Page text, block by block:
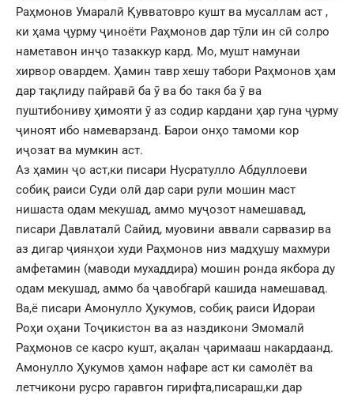
Раҳмонов Умаралӣ Қувватовро кушт ва мусаллам аст ,
ки ҳама ҷурму ҷиноёти Раҳмонов дар тӯли ин сӣ солро
наметавон инҷо тазаккур кард. Мо, мушт намунаи
хирвор овардем. Ҳамин тавр хешу табори Раҳмонов ҳам
дар тақлиду пайравӣ ба ӯ ва бо такя ба ӯ ва
пуштибониву ҳимояти ӯ аз содир кардани ҳар гуна ҷурму
ҷиноят ибо намеварзанд. Барои онҳо тамоми кор
иҷозат ва мумкин аст.
Аз ҳамин ҷо аст,ки писари Нусратулло Абдуллоеви
собиқ раиси Суди олӣ дар сари рули мошин маст
нишаста одам мекушад, аммо муҷозот намешавад,
писари Давлаталӣ Сайид, муовини аввали сарвазир ва
аз дигар ҷиянҳои худи Раҳмонов низ мадҳушу махмури
амфетамин (маводи мухаддира) мошин ронда якбора ду
одам мекушад, аммо ба ҷавобгарӣ кашида намешавад.
Ва,ё писари Амонулло Ҳукумов, собиқ раиси Идораи
Роҳи оҳани Тоҷикистон ва аз наздикони Эмомалӣ
Раҳмонов се касро кушт, ақалан ҷаримааш накардаанд.
Амонулло Ҳукумов ҳамон нафаре аст ки самолёт ва
летчикони русро гаравгон гирифта,писараш,ки дар